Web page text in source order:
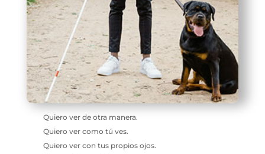
Quiero ver de otra manera.
Quiero ver como tú ves.
Quiero ver con tus propios ojos.